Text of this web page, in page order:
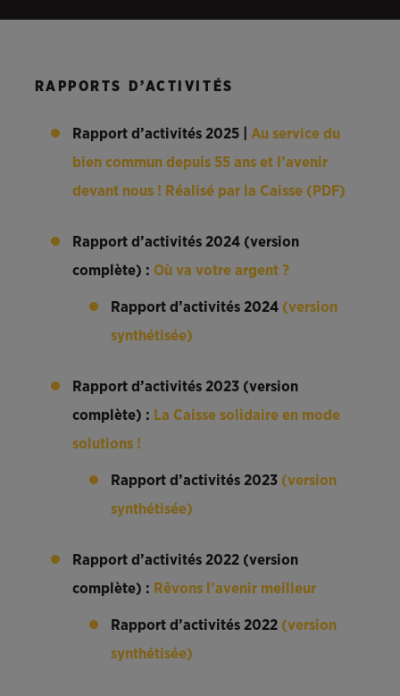
RAPPORTS D’ACTIVITÉS
Rapport d’activités 2025 | Au service du
bien commun depuis 55 ans et l’avenir
devant nous ! Réalisé par la Caisse (PDF)
Rapport d’activités 2024 (version
complète) : Où va votre argent ?
Rapport d’activités 2024 (version
synthétisée)
Rapport d’activités 2023 (version
complète) : La Caisse solidaire en mode
solutions !
Rapport d’activités 2023 (version
synthétisée)
Rapport d’activités 2022 (version
complète) : Rêvons l’avenir meilleur
Rapport d’activités 2022 (version
synthétisée)